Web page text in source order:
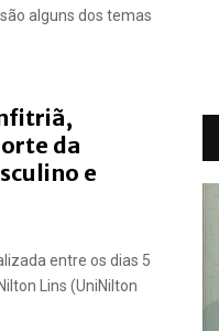
alguns dos temas
da
e
entre os dias 5
Lins (UniNilton